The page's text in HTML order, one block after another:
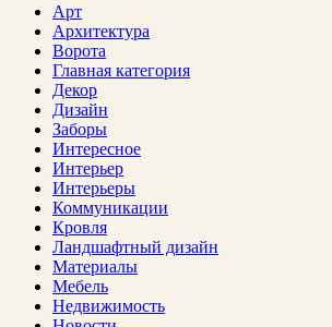
Арт
Архитектура
Ворота
Главная категория
Декор
Дизайн
Заборы
Интересное
Интерьер
Интерьеры
Коммуникации
Кровля
Ландшафтный дизайн
Материалы
Мебель
Недвижимость